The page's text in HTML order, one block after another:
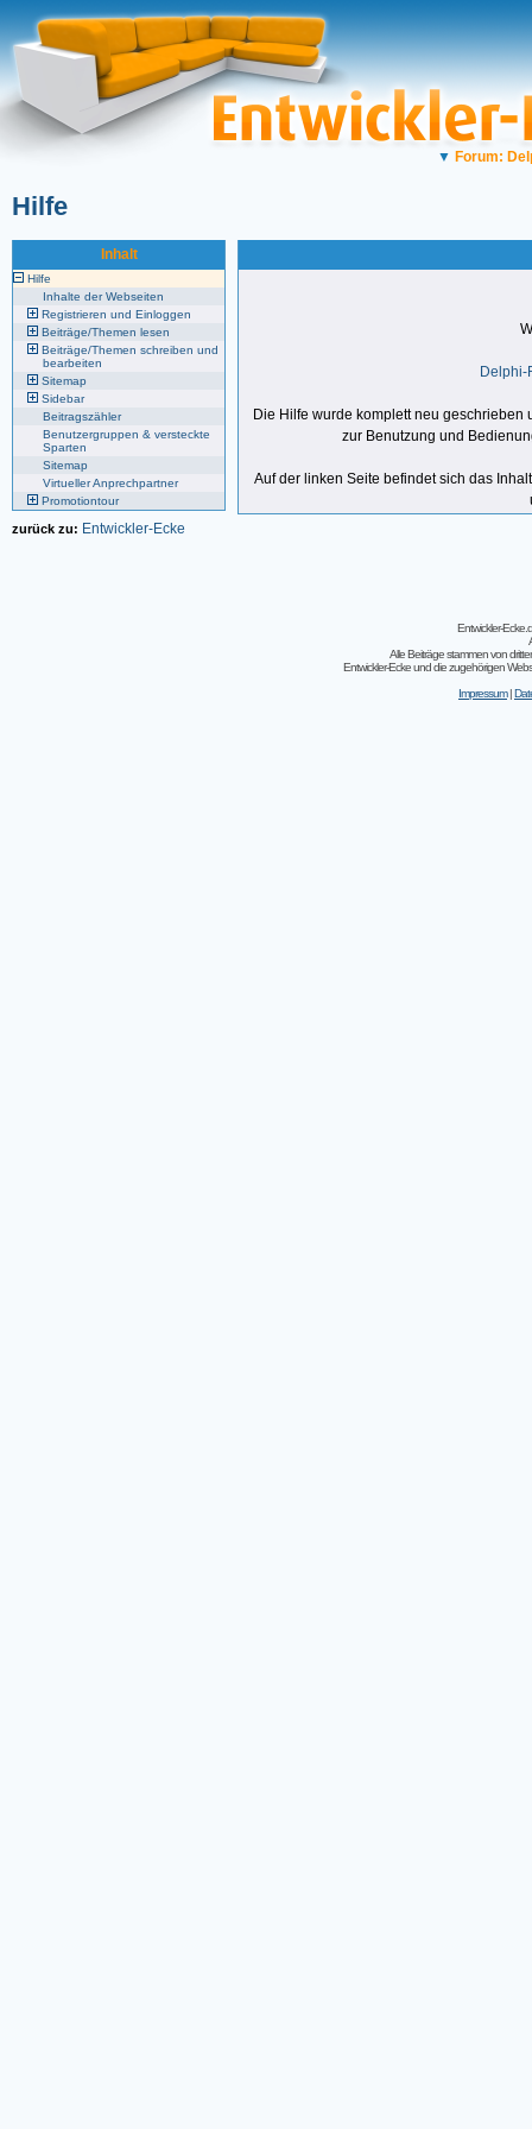
▼ Forum:
Hilfe
Inhalt
Hilfe
Inhalte der Webseiten
Registrieren und Einloggen
Beiträge/Themen lesen
Beiträge/Themen schreiben und
bearbeiten
Sitemap
Sidebar
Beitragszähler
Benutzergruppen & versteckte
Sparten
Sitemap
Virtueller Anprechpartner
Promotiontour
Delphi-
Die Hilfe wurde komplett neu
zur Benutzung und
Auf der linken Seite befindet sich das
zurück zu: Entwickler-Ecke
Entwickler-
Alle Beiträge stammen von
Entwickler-Ecke und die zugehörigen
Impressum|